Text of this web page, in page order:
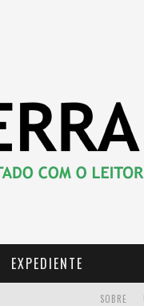
EXPEDIENTE
SOBRE